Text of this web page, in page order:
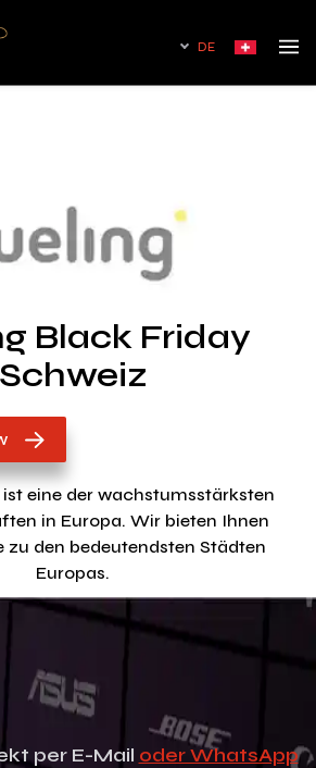
DE
Black Friday
Schweiz
eine der wachstumsstärksten
in Europa. Wir bieten Ihnen
zu den bedeutendsten Städten
Europas.
per E-Mail oder WhatsApp